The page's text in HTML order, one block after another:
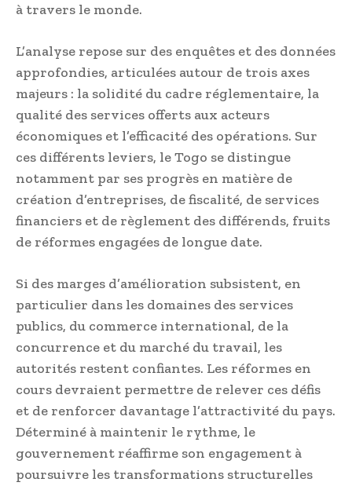
à travers le monde.
L’analyse repose sur des enquêtes et des données
approfondies, articulées autour de trois axes
majeurs : la solidité du cadre réglementaire, la
qualité des services offerts aux acteurs
économiques et l’efficacité des opérations. Sur
ces différents leviers, le Togo se distingue
notamment par ses progrès en matière de
création d’entreprises, de fiscalité, de services
financiers et de règlement des différends, fruits
de réformes engagées de longue date.
Si des marges d’amélioration subsistent, en
particulier dans les domaines des services
publics, du commerce international, de la
concurrence et du marché du travail, les
autorités restent confiantes. Les réformes en
cours devraient permettre de relever ces défis
et de renforcer davantage l’attractivité du pays.
Déterminé à maintenir le rythme, le
gouvernement réaffirme son engagement à
poursuivre les transformations structurelles